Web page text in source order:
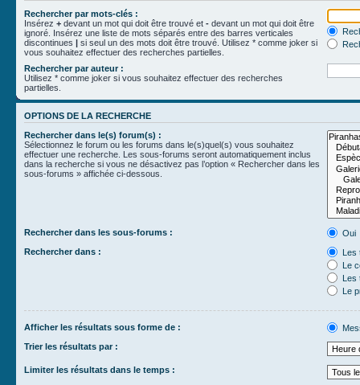
Rechercher par mots-clés :
Insérez + devant un mot qui doit être trouvé et - devant un mot qui doit être
ignoré. Insérez une liste de mots séparés entre des barres verticales
discontinues | si seul un des mots doit être trouvé. Utilisez * comme joker si
vous souhaitez effectuer des recherches partielles.
Rechercher par auteur :
Utilisez * comme joker si vous souhaitez effectuer des recherches
partielles.
OPTIONS DE LA RECHERCHE
Rechercher dans le(s) forum(s) :
Sélectionnez le forum ou les forums dans le(s)quel(s) vous souhaitez
effectuer une recherche. Les sous-forums seront automatiquement inclus
dans la recherche si vous ne désactivez pas l’option « Rechercher dans les
sous-forums » affichée ci-dessous.
Rechercher dans les sous-forums :
Oui
Rechercher dans :
Les
Le
Les
Le
Afficher les résultats sous forme de :
Trier les résultats par :
Limiter les résultats dans le temps :